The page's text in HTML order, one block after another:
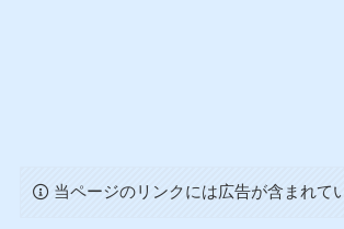
当ページのリンクには広告が含まれて